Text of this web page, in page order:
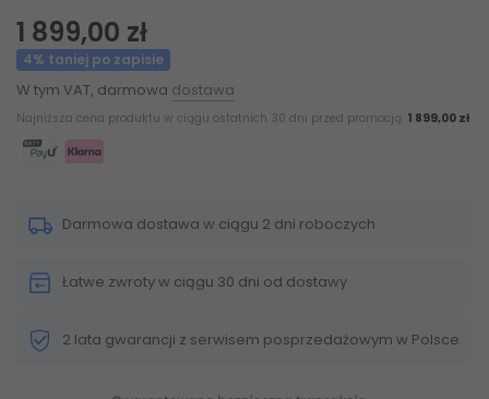
1 899,00 zł
4% taniej po zapisie
W tym VAT, darmowa dostawa
Najniższa cena produktu w ciągu ostatnich 30 dni przed promocją: 1 899,00 zł
Darmowa dostawa w ciągu 2 dni roboczych
Łatwe zwroty w ciągu 30 dni od dostawy
2 lata gwarancji z serwisem posprzedażowym w Polsce